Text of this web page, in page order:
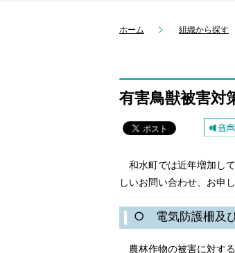
ホーム 組織から探す
有害鳥獣被害対
和水町では近年増加し
しいお問い合わせ、お申
○ 電気防護柵及び
農林作物の被害に対す